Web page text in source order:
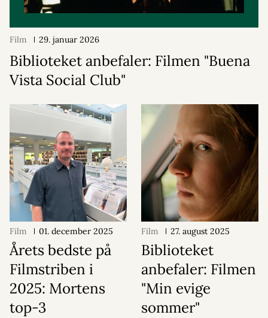
Film 29. januar 2026
Biblioteket anbefaler: Filmen "Buena
Vista Social Club"
Film 01. december 2025
Årets bedste på
Filmstriben i
2025: Mortens
top-3
Film 27. august 2025
Biblioteket
anbefaler: Filmen
"Min evige
sommer"